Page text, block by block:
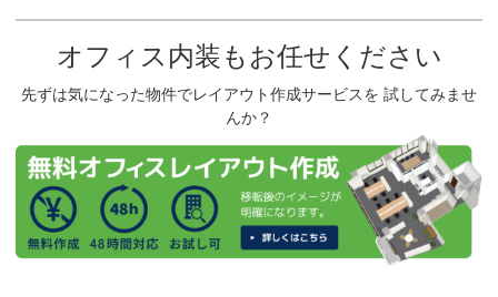
オフィス内装もお任せください
先ずは気になった物件でレイアウト作成サービスを 試してみませ
んか？